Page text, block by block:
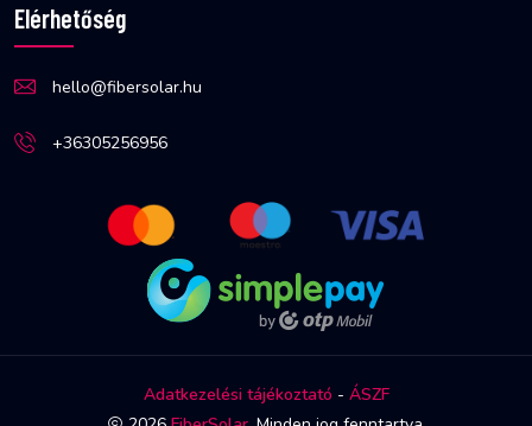
Elérhetőség
hello@fibersolar.hu
+36305256956
Adatkezelési tájékoztató - ÁSZF